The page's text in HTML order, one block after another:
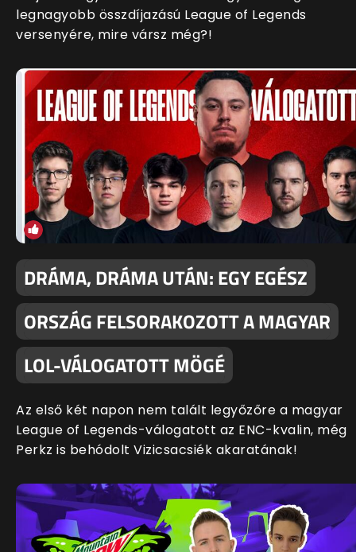
legnagyobb összdíjazású League of Legends
versenyére, mire vársz még?!
DRÁMA, DRÁMA UTÁN: EGY EGÉSZ
ORSZÁG FELSORAKOZOTT A MAGYAR
LOL-VÁLOGATOTT MÖGÉ
Az első két napon nem talált legyőzőre a magyar
League of Legends-válogatott az ENC-kvalin, még
Perkz is behódolt Vizicsacsiék akaratának!